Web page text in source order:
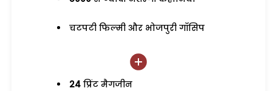
चटपटी फिल्मी और भोजपुरी गॉसिप
24 प्रिंट मैगजीन